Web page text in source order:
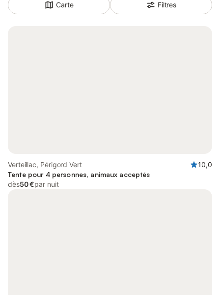
Carte Filtres
Verteillac, Périgord Vert
10,0
Tente pour 4 personnes, animaux acceptés
dès50 €par nuit